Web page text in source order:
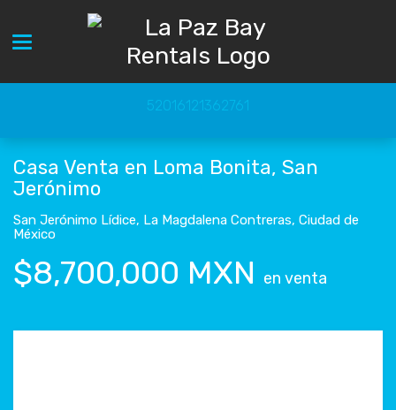
Toggle navigation
52016121362761
Casa Venta en Loma Bonita, San
Jerónimo
San Jerónimo Lídice, La Magdalena Contreras, Ciudad de
México
$8,700,000 MXN en venta